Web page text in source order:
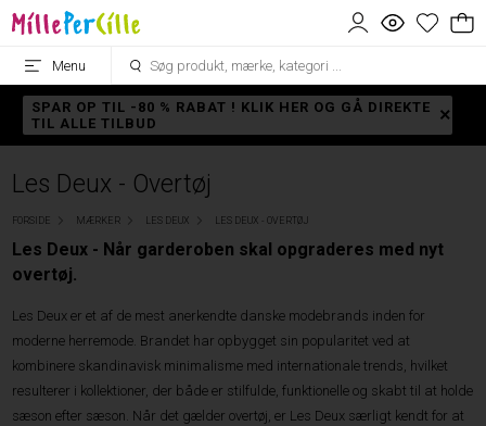
Menu
SPAR OP TIL -80 % RABAT ! KLIK HER OG GÅ DIREKTE
TIL ALLE TILBUD
Les Deux - Overtøj
FORSIDE MÆRKER LES DEUX LES DEUX - OVERTØJ
Les Deux - Når garderoben skal opgraderes med nyt
overtøj.
Les Deux er et af de mest anerkendte danske modebrands inden for
moderne herremode. Brandet har opbygget sin popularitet ved at
kombinere skandinavisk minimalisme med internationale trends, hvilket
resulterer i kollektioner, der både er stilfulde, funktionelle og skabt til at holde
sæson efter sæson. Når det gælder overtøj, er Les Deux særligt kendt for at